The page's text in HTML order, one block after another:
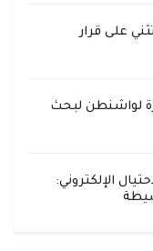
على قرار
لواشنطن لبحث
الإلكتروني: